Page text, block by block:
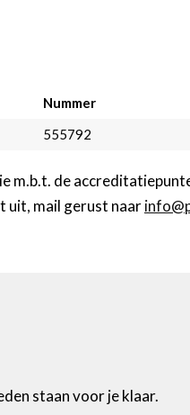
Nummer
555792
m.b.t. de
uit, mail gerust naar
staan voor je klaar.